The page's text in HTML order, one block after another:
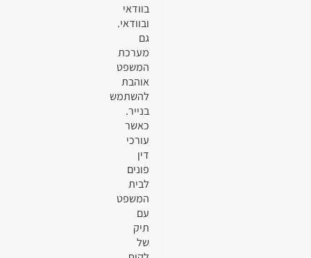
בוודאי
ובוודאי.
גם
מערכת
המשפט
אוהבת
להשתמש
בנייר.
כאשר
עורכי
דין
פונים
לבית
המשפט
עם
תיק
של